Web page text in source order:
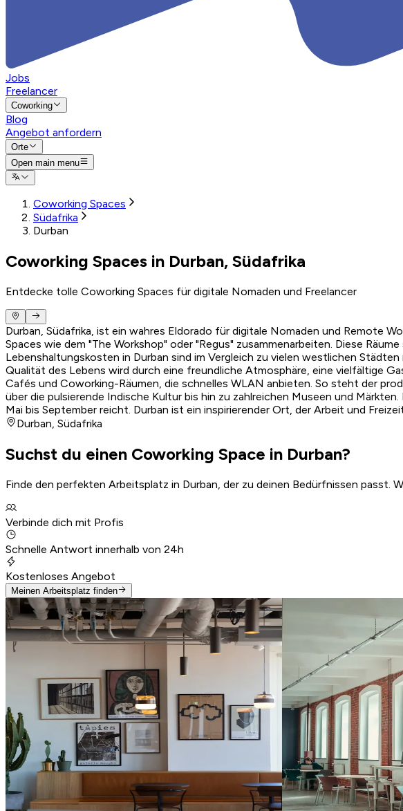
Jobs
Freelancer
Coworking
Blog
Angebot anfordern
Orte
Open main menu
Coworking Spaces
Südafrika
Durban
Coworking Spaces in Durban, Südafrika
Entdecke tolle Coworking Spaces für digitale Nomaden und Freelancer
Durban, Südafrika, ist ein wahres Eldorado für digitale Nomaden und Remote
Spaces wie dem "The Workshop" oder "Regus" zusammenarbeiten. Diese
Lebenshaltungskosten in Durban sind im Vergleich zu vielen westlichen
Qualität des Lebens wird durch eine freundliche Atmosphäre, eine vielfältige
Cafés und Coworking-Räumen, die schnelles WLAN anbieten. So steht der
über die pulsierende Indische Kultur bis hin zu zahlreichen Museen und
Mai bis September reicht. Durban ist ein inspirierender Ort, der Arbeit und
Durban, Südafrika
Suchst du einen Coworking Space in Durban?
Finde den perfekten Arbeitsplatz in Durban, der zu deinen Bedürfnissen passt.
Verbinde dich mit Profis
Schnelle Antwort innerhalb von 24h
Kostenloses Angebot
Meinen Arbeitsplatz finden